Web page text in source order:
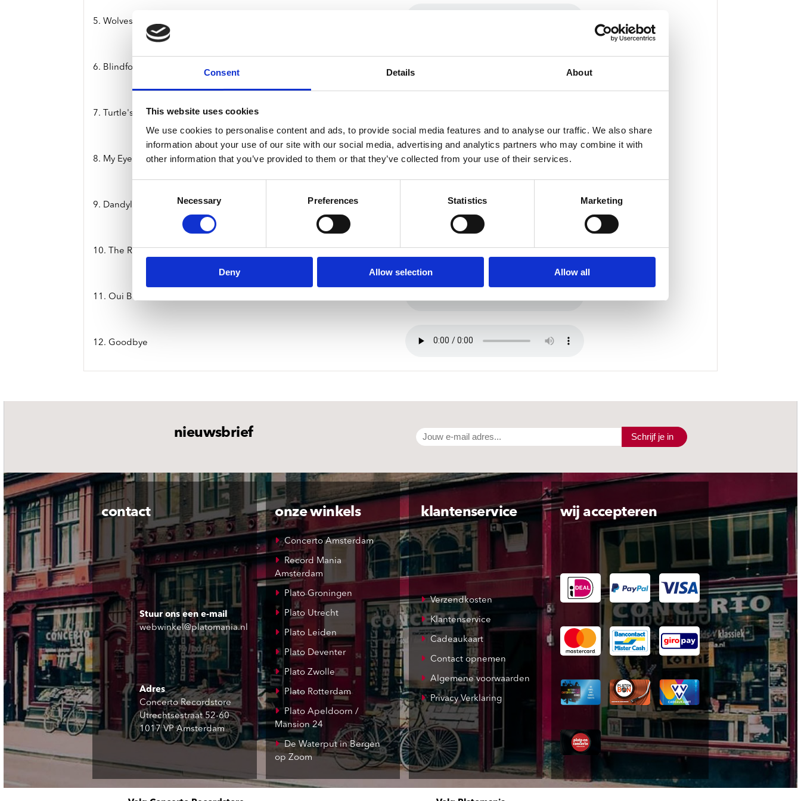
Consent Details About
This website uses cookies
We use cookies to personalise content and ads, to provide social media features and to analyse our traffic. We also share
information about your use of our site with our social media, advertising and analytics partners who may combine it with
other information that you’ve provided to them or that they’ve collected from your use of their services.
Necessary Preferences Statistics Marketing
Deny Allow selection Allow all
5. Wolves Cry
6. Blindfolded
7. Turtle's Song
8. My Eyes Are Blue
9. Dandylion
10. The Riddle
11. Oui Be
12. Goodbye
nieuwsbrief Schrijf je in
contact
Stuur ons een e-mail
webwinkel@platomania.nl
Adres
Concerto Recordstore
Utrechtsestraat 52-60
1017 VP Amsterdam
onze winkels
Concerto Amsterdam
Record Mania
Amsterdam
Plato Groningen
Plato Utrecht
Plato Leiden
Plato Deventer
Plato Zwolle
Plato Rotterdam
Plato Apeldoorn /
Mansion 24
De Waterput in Bergen
op Zoom
klantenservice
Verzendkosten
Klantenservice
Cadeaukaart
Contact opnemen
Algemene voorwaarden
Privacy Verklaring
wij accepteren